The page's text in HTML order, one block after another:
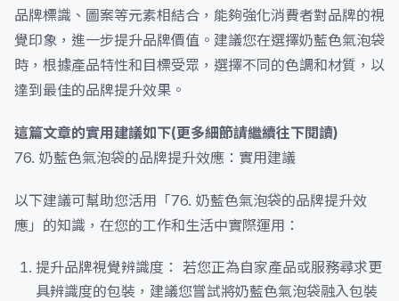
品牌標識、圖案等元素相結合，能夠強化消費者對品牌的視
覺印象，進一步提升品牌價值。建議您在選擇奶藍色氣泡袋
時，根據產品特性和目標受眾，選擇不同的色調和材質，以
達到最佳的品牌提升效果。
這篇文章的實用建議如下(更多細節請繼續往下閱讀)
76. 奶藍色氣泡袋的品牌提升效應：實用建議
以下建議可幫助您活用「76. 奶藍色氣泡袋的品牌提升效
應」的知識，在您的工作和生活中實際運用：
提升品牌視覺辨識度： 若您正為自家產品或服務尋求更
具辨識度的包裝，建議您嘗試將奶藍色氣泡袋融入包裝